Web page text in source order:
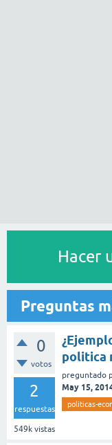
Hacer
Preguntas
0
votos
2
respuestas
549k vistas
politica
preguntado
May 15,
politicas-